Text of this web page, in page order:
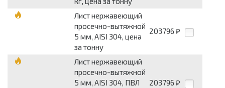
Лист нержавеющий
просечно-вытяжной
5 мм, AISI 304, цена
за тонну
203796 ₽
Лист нержавеющий
просечно-вытяжной
5 мм, AISI 304, ПВЛ
203796 ₽